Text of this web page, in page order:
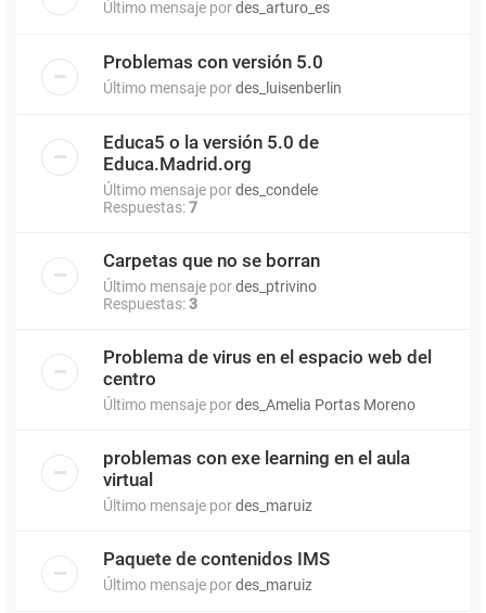
Último mensaje pordes_arturo_es
Problemas con versión 5.0
Último mensaje pordes_luisenberlin
Educa5 o la versión 5.0 de
Educa.Madrid.org
Último mensaje pordes_condele
Respuestas:7
Carpetas que no se borran
Último mensaje pordes_ptrivino
Respuestas:3
Problema de virus en el espacio web del
centro
Último mensaje pordes_Amelia Portas Moreno
problemas con exe learning en el aula
virtual
Último mensaje pordes_maruiz
Paquete de contenidos IMS
Último mensaje pordes_maruiz